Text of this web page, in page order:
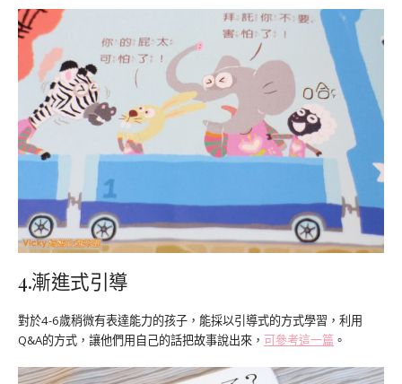
4.漸進式引導
對於4-6歲稍微有表達能力的孩子，能採以引導式的方式學習，利用
Q&A的方式，讓他們用自己的話把故事說出來， 可參考這一篇 。